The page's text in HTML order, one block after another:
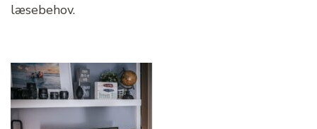
læsebehov.